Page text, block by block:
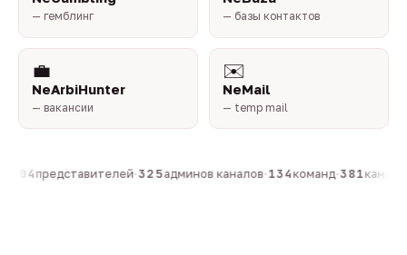
— гемблинг — базы контактов
💼
NeArbiHunter
— вакансии
✉️
NeMail
— temp mail
804представителей·325админов каналов·134команд·381каналов